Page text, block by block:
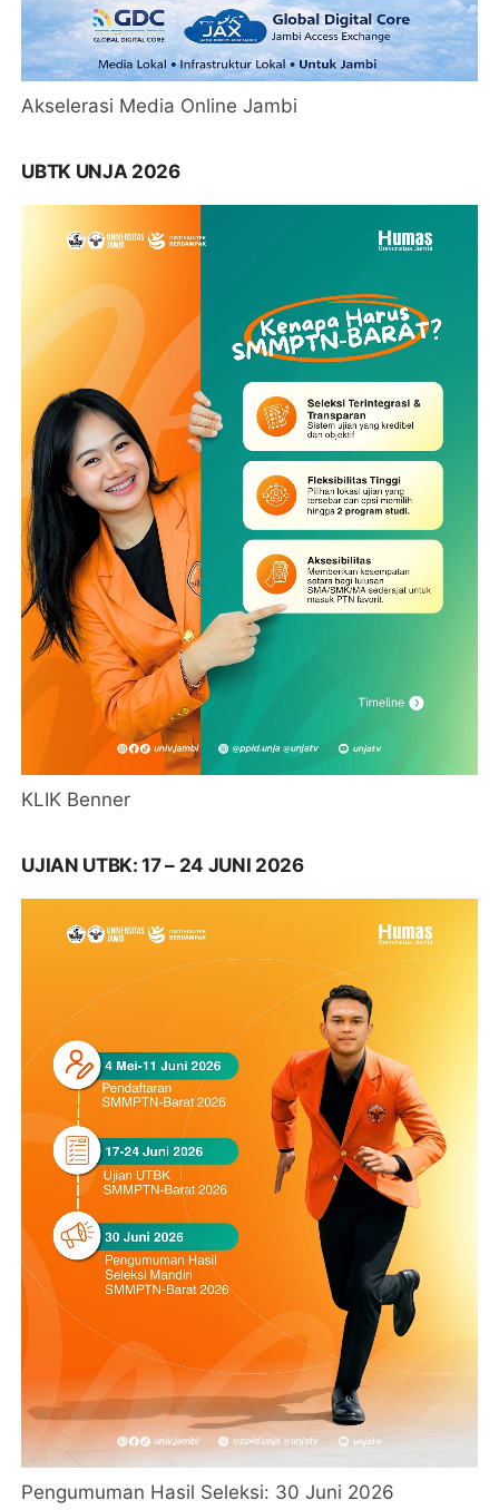
Akselerasi Media Online Jambi
UBTK UNJA 2026
KLIK Benner
UJIAN UTBK: 17 – 24 JUNI 2026
Pengumuman Hasil Seleksi: 30 Juni 2026